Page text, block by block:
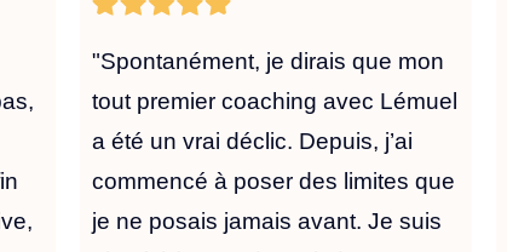
"Spontanément, je dirais que mon
tout premier coaching avec Lémuel
a été un vrai déclic. Depuis, j’ai
commencé à poser des limites que
je ne posais jamais avant. Je suis